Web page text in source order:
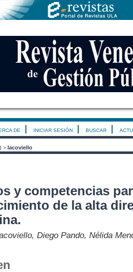
DE INICIAR SESIÓN BUSCAR
> Iacoviello
y competencias
de la alta
Diego Pando, Nélida